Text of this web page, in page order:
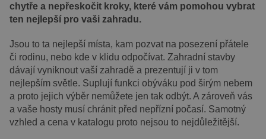
chytře a nepřeskočit kroky, které vám pomohou vybrat
ten nejlepší pro vaši zahradu.
Jsou to ta nejlepší místa, kam pozvat na posezení přátele
či rodinu, nebo kde v klidu odpočívat. Zahradní stavby
dávají vyniknout vaší zahradě a prezentují ji v tom
nejlepším světle. Suplují funkci obýváku pod širým nebem
a proto jejich výběr nemůžete jen tak odbýt. A zároveň vás
a vaše hosty musí chránit před nepřízní počasí. Samotný
vzhled a cena v katalogu proto nejsou to nejdůležitější.